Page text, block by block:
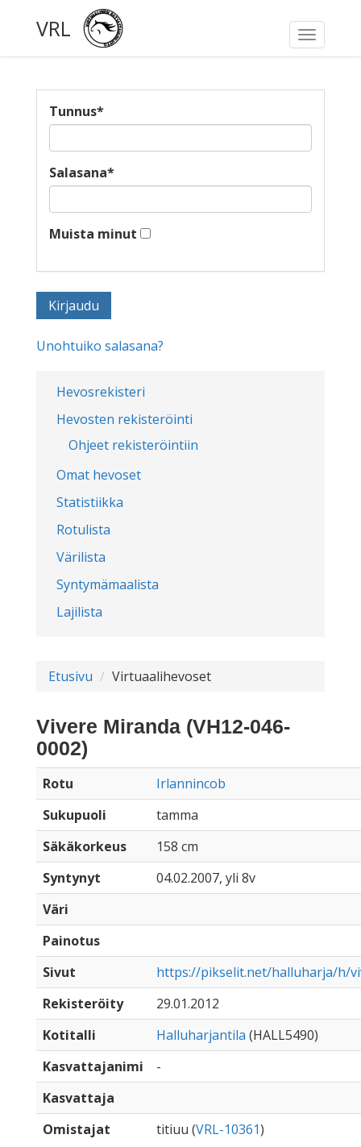
Toggle
VRL
Hevosrekisteri
Hevosten rekisteröinti
Ohjeet rekisteröintiin
Omat hevoset
Statistiikka
Rotulista
Värilista
Syntymämaalista
Lajilista
Tunnus*
Salasana*
Muista minut
Unohtuiko salasana?
Etusivu Virtuaalihevoset
Vivere Miranda (VH12-046-
0002)
Rotu
Irlannincob
Sukupuoli
tamma
Säkäkorkeus
158 cm
Syntynyt
04.02.2007, yli 8v
Väri
Painotus
Sivut
https://pikselit.net/halluharja/h/
Rekisteröity
29.01.2012
Kotitalli
Halluharjantila (HALL5490)
Kasvattajanimi
-
Kasvattaja
Omistajat
titiuu (VRL-10361)